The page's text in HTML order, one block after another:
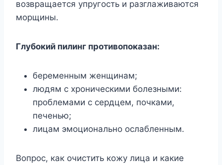
возвращается упругость и разглаживаются
морщины.
Глубокий пилинг противопоказан:
беременным женщинам;
людям с хроническими болезными:
проблемами с сердцем, почками,
печенью;
лицам эмоционально ослабленным.
Вопрос, как очистить кожу лица и какие